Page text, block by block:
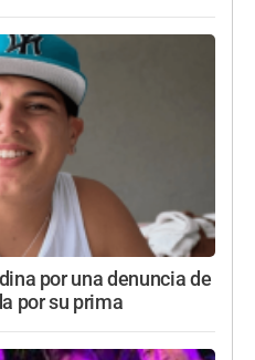
por una denuncia de
por su prima